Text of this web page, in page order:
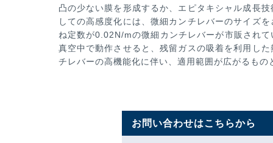
凸の少ない膜を形成するか、エピタキシャル成長
しての高感度化には、微細カンチレバーのサイズ
ね定数が0.02N/mの微細カンチ レバーが市販され
真空中で動作させると、残留ガスの吸着を利用し
チレバーの高機能化に伴い、適用範囲が広がるもの
お問い合わせはこちらから